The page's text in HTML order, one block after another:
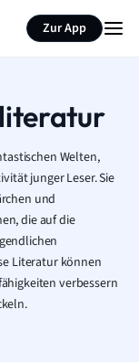
Zur App
Welten,
junger Leser. Sie
und
die auf die
Literatur können
verbessern